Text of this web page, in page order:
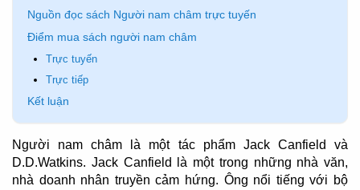
Nguồn đọc sách Người nam châm trực tuyến
Điểm mua sách người nam châm
Trực tuyến
Trực tiếp
Kết luận
Người nam châm là một tác phẩm Jack Canfield và
D.D.Watkins. Jack Canfield là một trong những nhà văn,
nhà doanh nhân truyền cảm hứng. Ông nổi tiếng với bộ